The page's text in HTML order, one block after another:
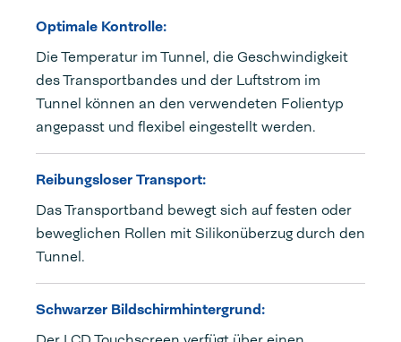
Optimale Kontrolle:
Die Temperatur im Tunnel, die Geschwindigkeit
des Transportbandes und der Luftstrom im
Tunnel können an den verwendeten Folientyp
angepasst und flexibel eingestellt werden.
Reibungsloser Transport:
Das Transportband bewegt sich auf festen oder
beweglichen Rollen mit Silikonüberzug durch den
Tunnel.
Schwarzer Bildschirmhintergrund: